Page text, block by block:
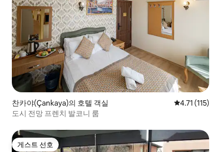
찬카야(Çankaya)의 호텔 객실 평점 4.71점(5
4.71 (115)
도시 전망 프렌치 발코니 룸
게스트 선호
게스트 선호